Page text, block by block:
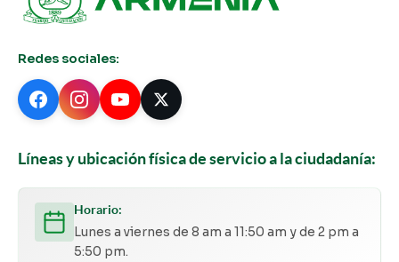
Redes sociales:
Líneas y ubicación física de servicio a la ciudadanía:
Horario:
Lunes a viernes de 8 am a 11:50 am y de 2 pm a
5:50 pm.